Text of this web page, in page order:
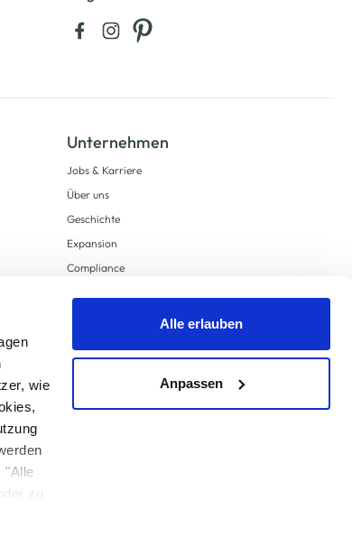
wie
"Alle
zu
Alle erlauben
Anpassen
Unternehmen
Jobs & Karriere
Über uns
Geschichte
Expansion
Compliance
Supply Chain Due Diligence